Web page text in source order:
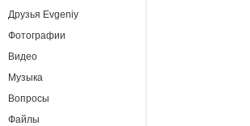
Друзья Evgeniy
Фотографии
Видео
Музыка
Вопросы
Файлы